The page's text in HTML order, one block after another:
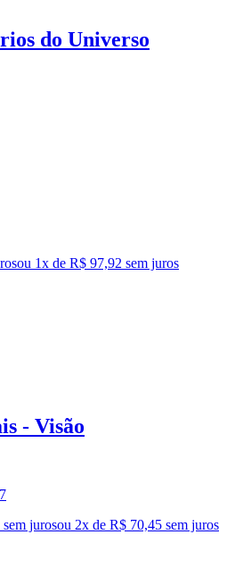
do Universo
ou 1x de R$ 97,92 sem juros
- Visão
jurosou 2x de R$ 70,45 sem juros